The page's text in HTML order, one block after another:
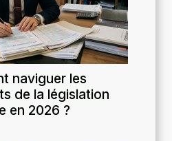
naviguer les
de la législation
en 2026 ?